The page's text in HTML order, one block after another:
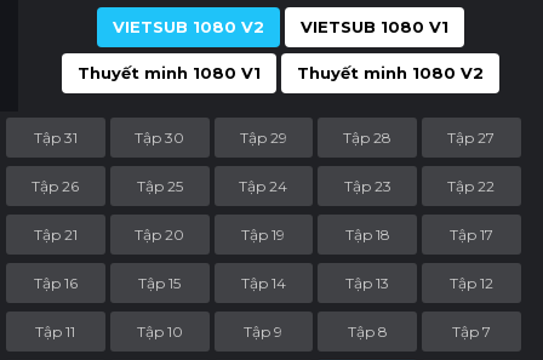
VIETSUB 1080 V2
VIETSUB 1080 V1
Thuyết minh 1080 V1 Thuyết minh 1080 V2
Tập 31 Tập 30 Tập 29 Tập 28 Tập 27
Tập 26 Tập 25 Tập 24 Tập 23 Tập 22
Tập 21 Tập 20 Tập 19 Tập 18 Tập 17
Tập 16 Tập 15 Tập 14 Tập 13 Tập 12
Tập 11 Tập 10 Tập 9 Tập 8 Tập 7